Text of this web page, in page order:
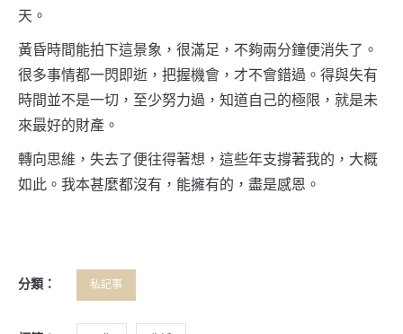
天。
黃昏時間能拍下這景象，很滿足，不夠兩分鐘便消失了。
很多事情都一閃即逝，把握機會，才不會錯過。得與失有
時間並不是一切，至少努力過，知道自己的極限，就是未
來最好的財產。
轉向思維，失去了便往得著想，這些年支撐著我的，大概
如此。我本甚麼都沒有，能擁有的，盡是感恩。
分類： 私記事